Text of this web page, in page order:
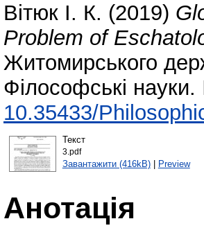
Вітюк І. К. (2019)
Problem of
Житомирського
Філософські
10.35433/
Текст
3.pdf
Завантажити (416kB)| Preview
Анотація